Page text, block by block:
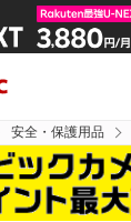
安全・保護用品